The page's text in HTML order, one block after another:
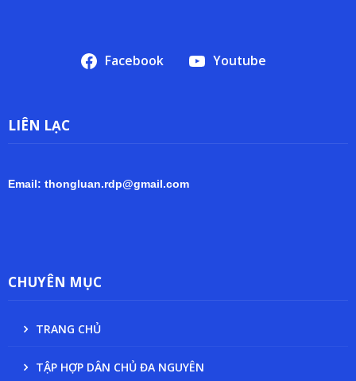
Facebook Youtube
LIÊN LẠC
Email: thongluan.rdp@gmail.com
CHUYÊN MỤC
TRANG CHỦ
TẬP HỢP DÂN CHỦ ĐA NGUYÊN